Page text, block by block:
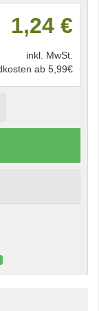
1,24 €
inkl. MwSt.
ab 5,99€